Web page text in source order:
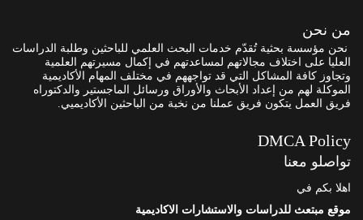
من نحن
نحن مؤسسة بحثية تُقدّم خدمات البحث العلمي للباحثين وطلبة الدراسات
العليا على اختلاف مجالاتهم لمساعدتهم في إكمال مسيرتهم العلمية
وتجاوز كافة المشاكل التي قد تواجههم في مختلف المهام الأكاديمية
الموكلة لهم من إعداد الأبحاث والأوراق ورسائل الماجستير والدكتوراه
فريق العمل يتكون فريق عملنا من نخبة من الباحثين الأكاديميي.
DMCA Policy
تواصلو معنا
اهلا بكم في
موقع مبتعث للدراسات والاستشارات الاكاديمية